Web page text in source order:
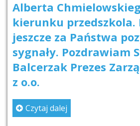
Alberta
kierunku przedszkola.
jeszcze za Państwa
sygnały. Pozdrawiam
Balcerzak Prezes
z o.o.
Czytaj dalej